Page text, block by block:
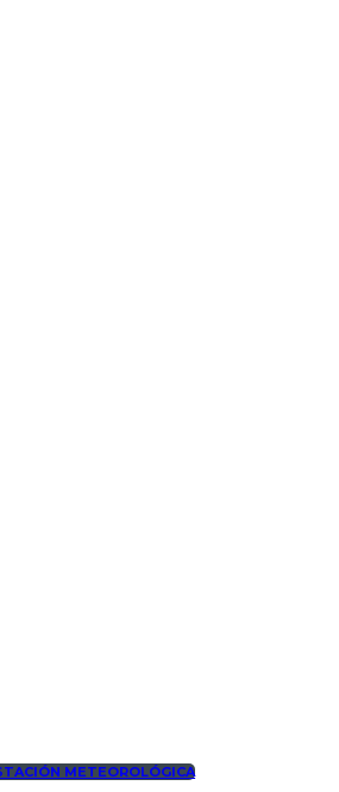
METEOROLÓGICA